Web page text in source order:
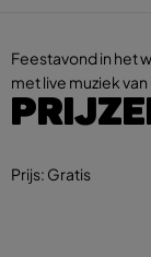
Feestavond in het
met live muziek
Prijs: Gratis